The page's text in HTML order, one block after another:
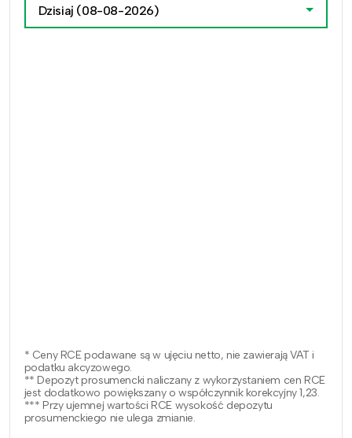
Dzisiaj (08-08-2026)
* Ceny RCE podawane są w ujęciu netto, nie zawierają VAT i
podatku akcyzowego.
** Depozyt prosumencki naliczany z wykorzystaniem cen RCE
jest dodatkowo powiększany o współczynnik korekcyjny 1,23.
*** Przy ujemnej wartości RCE wysokość depozytu
prosumenckiego nie ulega zmianie.